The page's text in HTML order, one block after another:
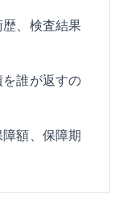
、検査結果
誰が返すの
額、保障期